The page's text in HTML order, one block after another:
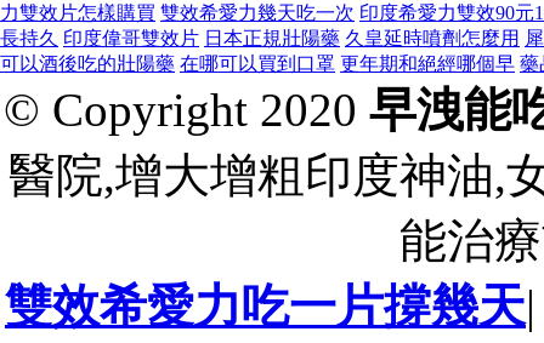
力雙效片怎樣購買 雙效希愛力幾天吃一次 印度希愛力雙效90元
長持久 印度偉哥雙效片 日本正規壯陽藥 久皇延時噴劑怎麼用
可以酒後吃的壯陽藥 在哪可以買到口罩 更年期和絕經哪個早 藥
© Copyright 2020 早洩能
醫院,增大增粗印度神油,
能治
雙效希愛力吃一片撐幾天